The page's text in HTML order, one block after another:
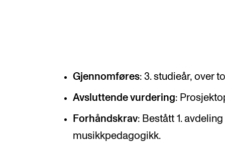
STUDENTLIV
Læringsressurser
Si ifra!
Betalte spilleoppdrag
Gjennomføres: 3. studieår, over
Avsluttende vurdering:
Forhåndskrav: Bestått 1.
musikkpedagogikk.